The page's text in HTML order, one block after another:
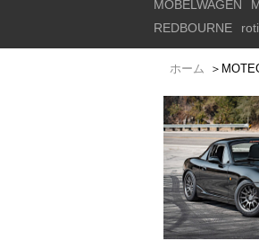
MÖBELWAGEN
REDBOURNE
ホーム ＞